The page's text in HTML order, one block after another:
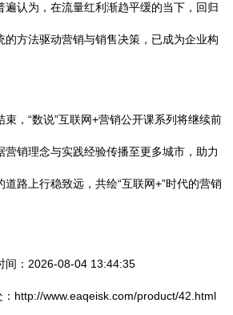
遍认为，在流量红利渐趋平缓的当下，回归
的方法驱动营销与销售决策，已成为企业构
束，“数说”互联网+营销公开课系列将继续前
营销理念与实践经验传播至更多城市，助力
路上行稳致远，共绘“互联网+”时代的营销
间：2026-08-04 13:44:35
http://www.eaqeisk.com/product/42.html